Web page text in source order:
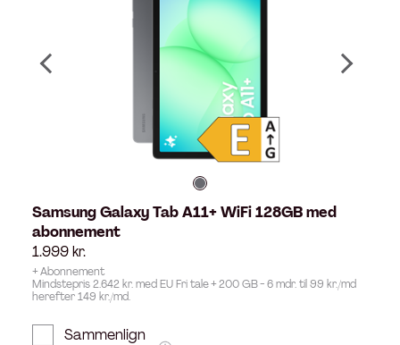
Samsung Galaxy Tab A11+ WiFi 128GB med
abonnement
1.999kr.
+ Abonnement
Mindstepris 2.642 kr. med EU Fri tale + 200 GB - 6 mdr. til 99 kr./md
herefter 149 kr./md.
Sammenlign